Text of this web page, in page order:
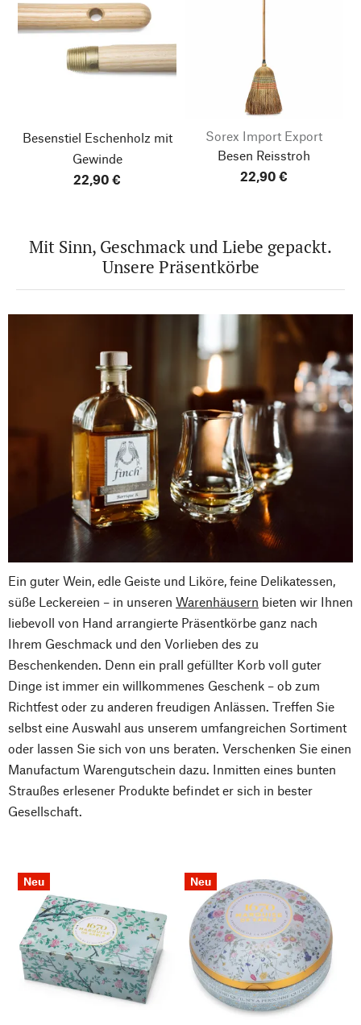
Besenstiel Eschenholz mit
Gewinde
22,90 €
Sorex Import Export
Besen Reisstroh
22,90 €
Mit Sinn, Geschmack und Liebe gepackt.
Unsere Präsentkörbe
Ein guter Wein, edle Geiste und Liköre, feine Delikatessen,
süße Leckereien – in unseren Warenhäusern bieten wir Ihnen
liebevoll von Hand arrangierte Präsentkörbe ganz nach
Ihrem Geschmack und den Vorlieben des zu
Beschenkenden. Denn ein prall gefüllter Korb voll guter
Dinge ist immer ein willkommenes Geschenk – ob zum
Richtfest oder zu anderen freudigen Anlässen. Treffen Sie
selbst eine Auswahl aus unserem umfangreichen Sortiment
oder lassen Sie sich von uns beraten. Verschenken Sie einen
Manufactum Warengutschein dazu. Inmitten eines bunten
Straußes erlesener Produkte befindet er sich in bester
Gesellschaft.
Neu Neu